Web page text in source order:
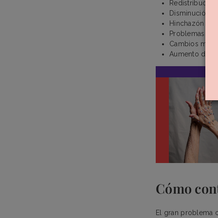
Disminución
Hinchazón
Problemas
Cambios
Aumento de
Cómo
El gran problema